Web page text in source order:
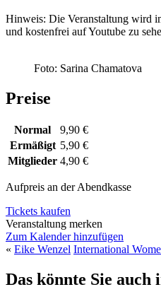
Hinweis: Die Veranstaltung wird
und kostenfrei auf Youtube zu
Foto: Sarina Chamatova
Preise
Normal
9,90 €
Ermäßigt 5,90 €
Mitglieder 4,90 €
Aufpreis an der Abendkasse
Tickets kaufen
Veranstaltung merken
Zum Kalender hinzufügen
« Eike Wenzel International
Das könnte Sie auch